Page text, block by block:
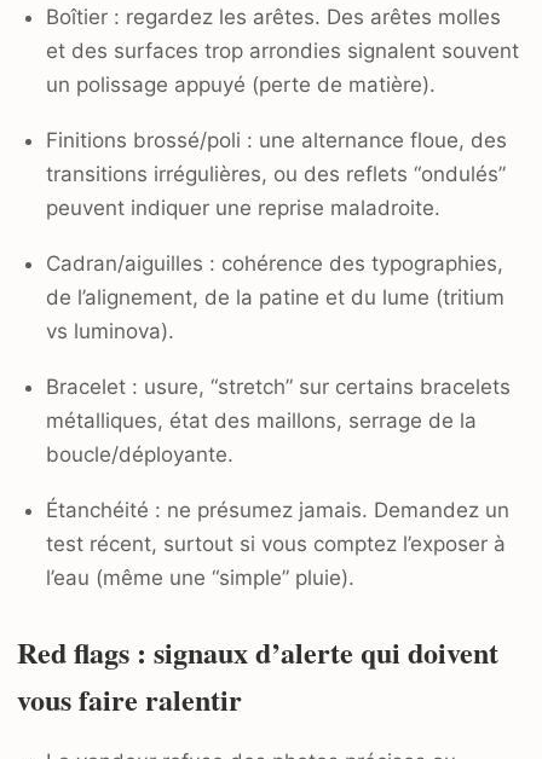
Boîtier : regardez les arêtes. Des arêtes molles
et des surfaces trop arrondies signalent souvent
un polissage appuyé (perte de matière).
Finitions brossé/poli : une alternance floue, des
transitions irrégulières, ou des reflets “ondulés”
peuvent indiquer une reprise maladroite.
Cadran/aiguilles : cohérence des typographies,
de l’alignement, de la patine et du lume (tritium
vs luminova).
Bracelet : usure, “stretch” sur certains bracelets
métalliques, état des maillons, serrage de la
boucle/déployante.
Étanchéité : ne présumez jamais. Demandez un
test récent, surtout si vous comptez l’exposer à
l’eau (même une “simple” pluie).
Red flags : signaux d’alerte qui doivent
vous faire ralentir